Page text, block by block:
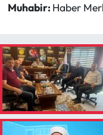
Muhabir: Haber
Sungurlu
Turizm
Uğurludağ